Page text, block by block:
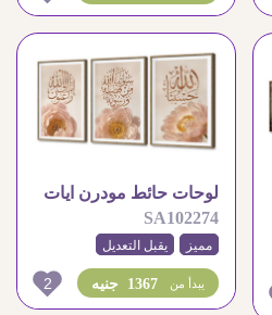
لوحات حائط مودرن ايات
قرآنية وزهور وردية
SA102274
مميز يقبل التعديل
1367 جنيه يبدأ من 2